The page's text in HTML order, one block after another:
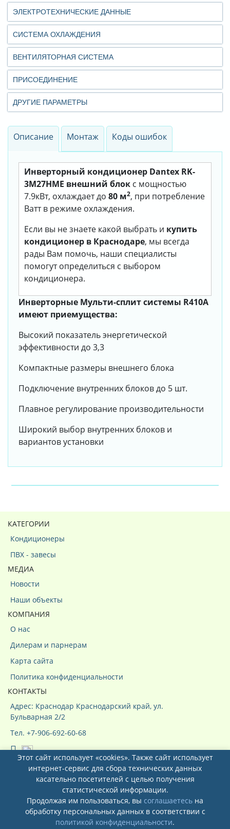
ЭЛЕКТРОТЕХНИЧЕСКИЕ ДАННЫЕ
СИСТЕМА ОХЛАЖДЕНИЯ
ВЕНТИЛЯТОРНАЯ СИСТЕМА
ПРИСОЕДИНЕНИЕ
ДРУГИЕ ПАРАМЕТРЫ
Описание Монтаж Коды ошибок
Инверторный кондиционер Dantex RK-
3M27HME внешний блок с мощностью
7.9кВт, охлаждает до 80 м2, при потребление
Ватт в режиме охлаждения.
Если вы не знаете какой выбрать и купить
кондиционер в Краснодаре, мы всегда
рады Вам помочь, наши специалисты
помогут определиться с выбором
кондиционера.
Инверторные Мульти-сплит системы R410A
имеют приемущества:
Высокий показатель энергетической
эффективности до 3,3
Компактные размеры внешнего блока
Подключение внутренних блоков до 5 шт.
Плавное регулирование производительности
Широкий выбор внутренних блоков и
вариантов установки
КАТЕГОРИИ
Кондиционеры
ПВХ - завесы
МЕДИА
Новости
Наши объекты
КОМПАНИЯ
О нас
Дилерам и парнерам
Карта сайта
Политика конфиденциальности
КОНТАКТЫ
Адрес: Краснодар Краснодарский край, ул.
Бульварная 2/2
Тел. +7-906-692-60-68
Системы кондиционирования ООО
"КурсКлимат"© 2026
Этот сайт использует «cookies». Также сайт использует
интернет-сервис для сбора технических данных
касательно посетителей с целью получения
статистической информации.
Продолжая им пользоваться, вы соглашаетесь на
обработку персональных данных в соответствии с
политикой конфиденциальности.